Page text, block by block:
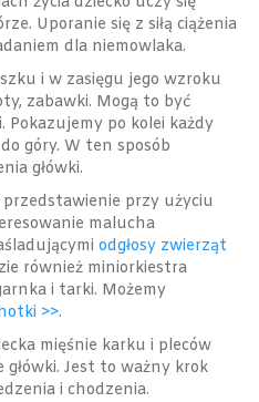
Uporanie się z siłą ciążenia
dla niemowlaka.
i w zasięgu jego wzroku
zabawki. Mogą to być
Pokazujemy po kolei każdy
góry. W ten sposób
główki.
przedstawienie przy użyciu
malucha
odgłosy zwierząt
również miniorkiestra
i tarki. Możemy
>>.
mięśnie karku i pleców
Jest to ważny krok
i chodzenia.